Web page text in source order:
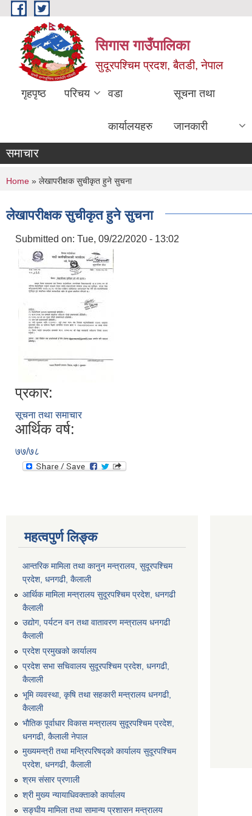
Skip to main content
सिगास गाउँपालिका
सुदूरपश्चिम प्रदश, बैतडी, नेपाल
गृहपृष्ठ परिचय वडा
कार्यालयहरु
सूचना तथा
जानकारी
समाचार
You are here
Home » लेखापरीक्षक सुचीकृत हुने सुचना
लेखापरीक्षक सुचीकृत हुने सुचना
Submitted on: Tue, 09/22/2020 - 13:02
प्रकार:
सूचना तथा समाचार
आर्थिक वर्ष:
७७/७८
महत्वपुर्ण लिङ्क
आन्तरिक मामिला तथा कानुन मन्त्रालय, सुदूरपश्चिम
प्रदेश, धनगढी, कैलाली
आर्थिक मामिला मन्त्रालय सुदूरपश्चिम प्रदेश, धनगढी
कैलाली
उद्योग, पर्यटन वन तथा वातावरण मन्त्रालय धनगढी
कैलाली
प्रदेश प्रमुखको कार्यालय
प्रदेश सभा सचिवालय सुदूरपश्‍चिम प्रदेश, धनगढी,
कैलाली
भूमि व्यवस्था, कृषि तथा सहकारी मन्त्रालय धनगढी,
कैलाली
भौतिक पूर्वाधार विकास मन्त्रालय सुदूरपश्चिम प्रदेश,
धनगढी, कैलाली नेपाल
मुख्यमन्त्री तथा मन्त्रिपरिषद्को कार्यालय सुदूरपश्चिम
प्रदेश, धनगढी, कैलाली
श्रम संसार प्रणाली
श्री मुख्य न्यायाधिवक्ताको कार्यालय
सङ्‍घीय मामिला तथा सामान्य प्रशासन मन्त्रालय